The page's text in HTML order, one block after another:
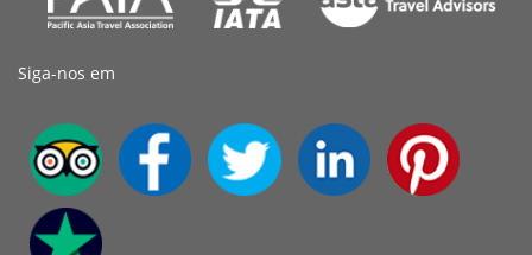
Siga-nos em